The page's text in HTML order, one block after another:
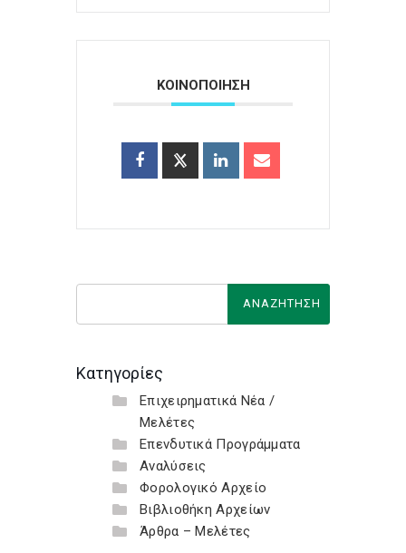
ΚΟΙΝΟΠΟΙΗΣΗ
Κατηγορίες
Επιχειρηματικά Νέα /
Μελέτες
Επενδυτικά Προγράμματα
Αναλύσεις
Φορολογικό Αρχείο
Βιβλιοθήκη Αρχείων
Άρθρα – Μελέτες